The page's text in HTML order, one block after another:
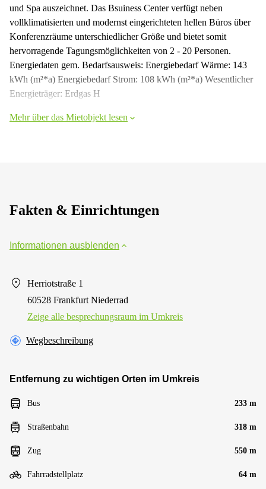
und Spa auszeichnet. Das Bsuiness Center verfügt neben
vollklimatisierten und modernst eingerichteten hellen Büros über
Konferenzräume unterschiedlicher Größe und bietet somit
hervorragende Tagungsmöglichkeiten von 2 - 20 Personen.
Energiedaten gem. Bedarfsausweis: Energiebedarf Wärme: 143
kWh (m²*a) Energiebedarf Strom: 108 kWh (m²*a) Wesentlicher
Energieträger: Erdgas H
Mehr über das Mietobjekt lesen
Fakten & Einrichtungen
Informationen ausblenden
Herriotstraße 1
60528 Frankfurt Niederrad
Zeige alle besprechungsraum im Umkreis
Wegbeschreibung
Entfernung zu wichtigen Orten im Umkreis
Bus 233 m
Straßenbahn 318 m
Zug 550 m
Fahrradstellplatz 64 m